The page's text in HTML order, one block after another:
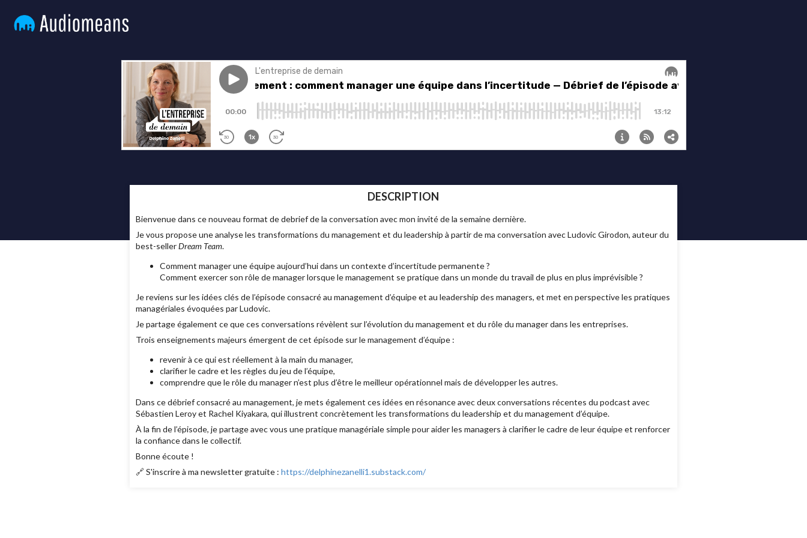
DESCRIPTION
Bienvenue dans ce nouveau format de debrief de la conversation avec mon invité de la semaine dernière.
Je vous propose une analyse les transformations du management et du leadership à partir de ma conversation avec Ludovic Girodon, auteur du
best-sellerDream Team.
Comment manager une équipe aujourd’hui dans un contexte d’incertitude permanente ?
Comment exercer son rôle de manager lorsque le management se pratique dans un monde du travail de plus en plus imprévisible ?
Je reviens sur les idées clés de l’épisode consacré au management d’équipe et au leadership des managers, et met en perspective les pratiques
managériales évoquées par Ludovic.
Je partage également ce que ces conversations révèlent sur l’évolution du management et du rôle du manager dans les entreprises.
Trois enseignements majeurs émergent de cet épisode sur le management d’équipe :
revenir à ce qui est réellement à la main du manager,
clarifier le cadre et les règles du jeu de l’équipe,
comprendre que le rôle du manager n’est plus d’être le meilleur opérationnel mais de développer les autres.
Dans ce débrief consacré au management, je mets également ces idées en résonance avec deux conversations récentes du podcast avec
Sébastien Leroy et Rachel Kiyakara, qui illustrent concrètement les transformations du leadership et du management d’équipe.
À la fin de l’épisode, je partage avec vous une pratique managériale simple pour aider les managers à clarifier le cadre de leur équipe et renforcer
la confiance dans le collectif.
Bonne écoute !
🔗 S'inscrire à ma newsletter gratuite : https://delphinezanelli1.substack.com/